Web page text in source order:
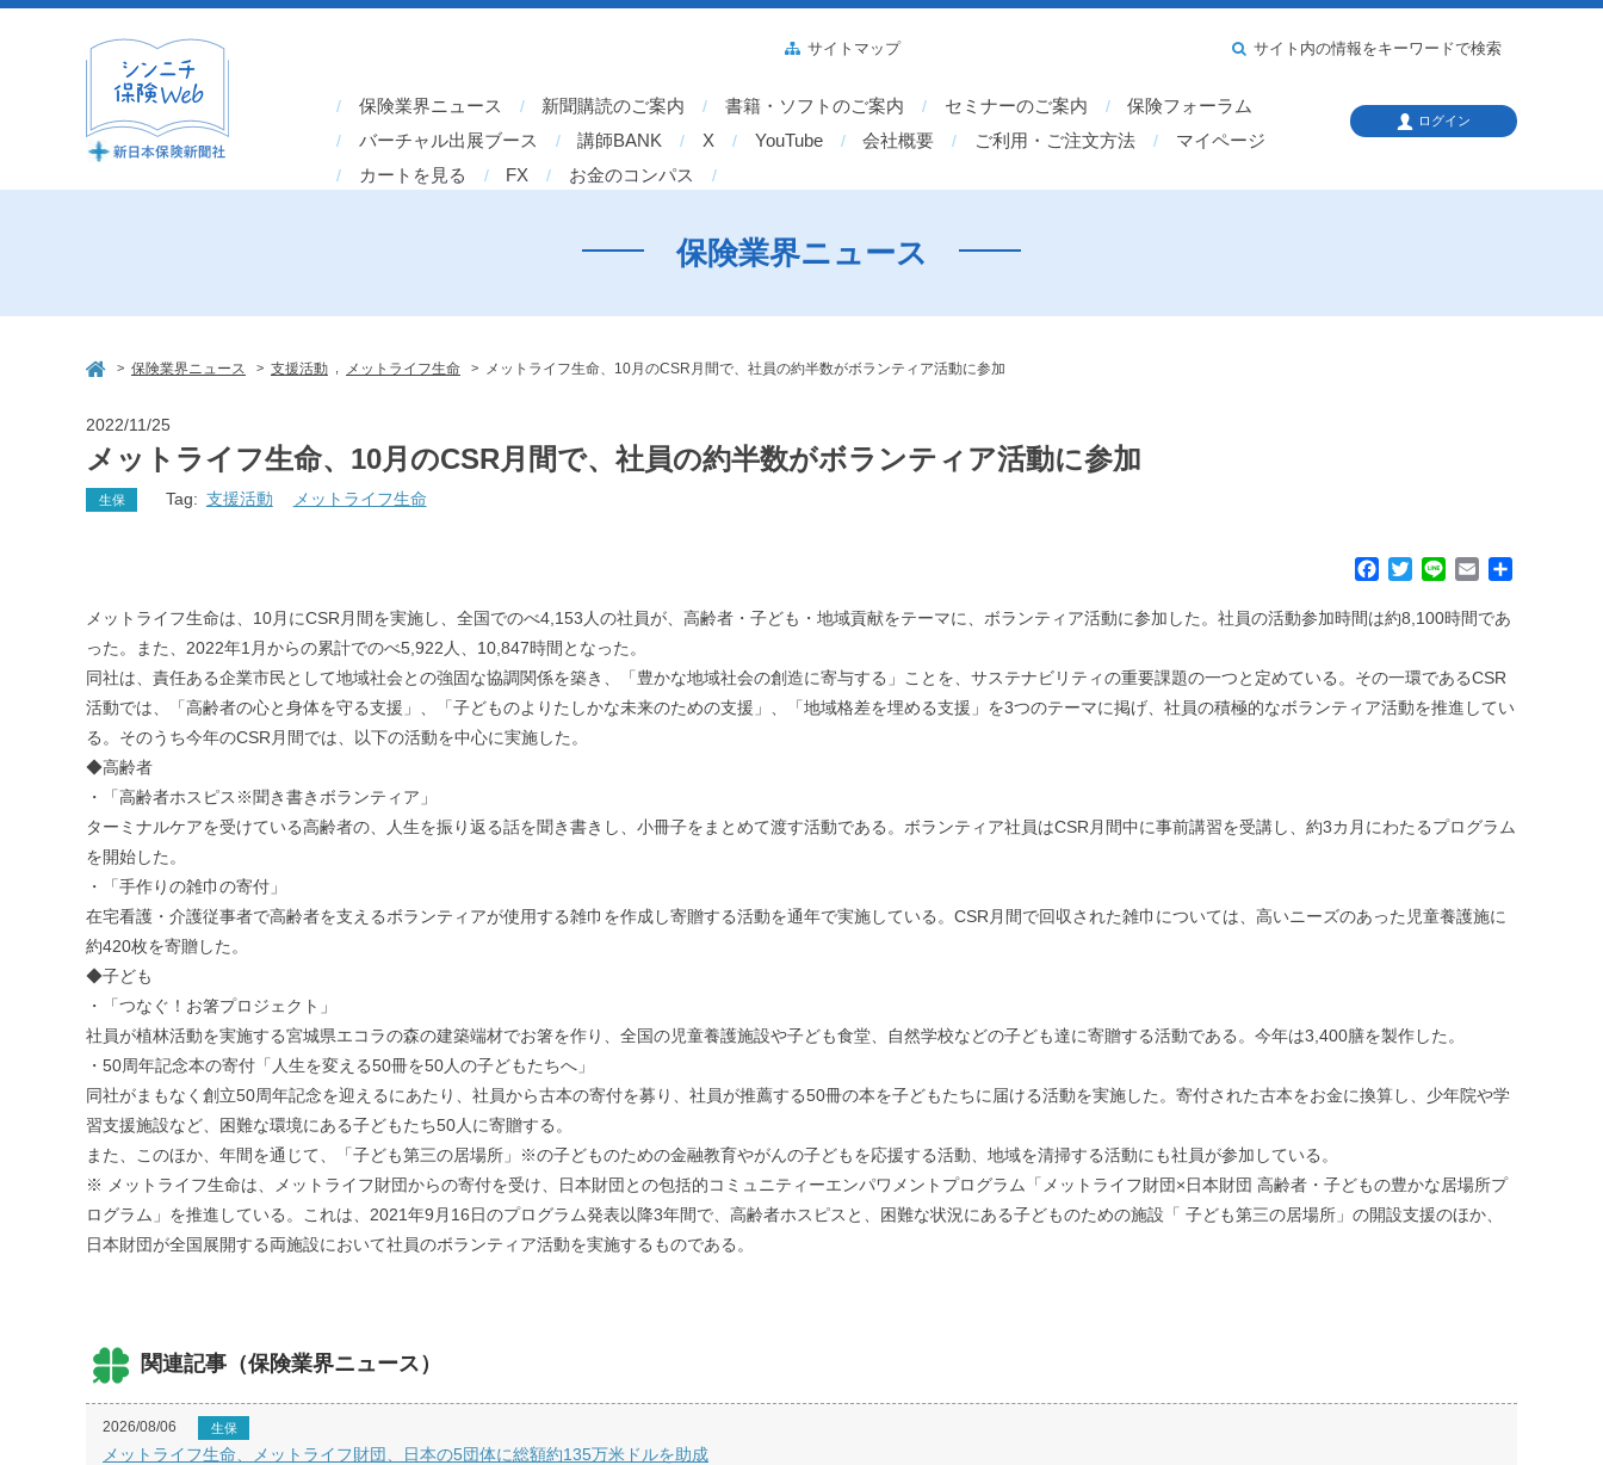
保険業界ニュース 新聞購読のご案内 書籍・ソフトのご案内 セミナーのご案内
保険フォーラム
バーチャル出展ブース
講師BANK X YouTube 会社概要 ご利用・ご注文方法
マイページ
カートを見る
FX お金のコンパス
サイトマップ サイト内の情報をキーワードで検索
ログイン
保険業界ニュース
> 保険業界ニュース > 支援活動 メットライフ生命 > メットライフ生命、10月のCSR月間で、社員の約半数がボランティア活動に参加
2022/11/25
メットライフ生命、10月のCSR月間で、社員の約半数がボランティア活動に参加
生保 Tag: 支援活動 メットライフ生命
c
o
o
e
r
n
a
メットライフ生命は、10月にCSR月間を実施し、全国でのべ4,153人の社員が、高齢者・子ども・地域貢献をテーマに、ボランティア活動に参加した。社員の活動参加時間は約8,100時間であ
った。また、2022年1月からの累計でのべ5,922人、10,847時間となった。
同社は、責任ある企業市民として地域社会との強固な協調関係を築き、「豊かな地域社会の創造に寄与する」ことを、サステナビリティの重要課題の一つと定めている。その一環であるCSR
活動では、「高齢者の心と身体を守る支援」、「子どものよりたしかな未来のための支援」、「地域格差を埋める支援」を3つのテーマに掲げ、社員の積極的なボランティア活動を推進してい
る。そのうち今年のCSR月間では、以下の活動を中心に実施した。
◆高齢者
・「高齢者ホスピス※聞き書きボランティア」
ターミナルケアを受けている高齢者の、人生を振り返る話を聞き書きし、小冊子をまとめて渡す活動である。ボランティア社員はCSR月間中に事前講習を受講し、約3カ月にわたるプログラム
を開始した。
・「手作りの雑巾の寄付」
在宅看護・介護従事者で高齢者を支えるボランティアが使用する雑巾を作成し寄贈する活動を通年で実施している。CSR月間で回収された雑巾については、高いニーズのあった児童養護施に
約420枚を寄贈した。
◆子ども
・「つなぐ！お箸プロジェクト」
社員が植林活動を実施する宮城県エコラの森の建築端材でお箸を作り、全国の児童養護施設や子ども食堂、自然学校などの子ども達に寄贈する活動である。今年は3,400膳を製作した。
・50周年記念本の寄付「人生を変える50冊を50人の子どもたちへ」
同社がまもなく創立50周年記念を迎えるにあたり、社員から古本の寄付を募り、社員が推薦する50冊の本を子どもたちに届ける活動を実施した。寄付された古本をお金に換算し、少年院や学
習支援施設など、困難な環境にある子どもたち50人に寄贈する。
また、このほか、年間を通じて、「子ども第三の居場所」※の子どものための金融教育やがんの子どもを応援する活動、地域を清掃する活動にも社員が参加している。
※ メットライフ生命は、メットライフ財団からの寄付を受け、日本財団との包括的コミュニティーエンパワメントプログラム「メットライフ財団×日本財団 高齢者・子どもの豊かな居場所プ
ログラム」を推進している。これは、2021年9月16日のプログラム発表以降3年間で、高齢者ホスピスと、困難な状況にある子どものための施設「 子ども第三の居場所」の開設支援のほか、
日本財団が全国展開する両施設において社員のボランティア活動を実施するものである。
関連記事（保険業界ニュース）
2026/08/06 生保
メットライフ生命、メットライフ財団、日本の5団体に総額約135万米ドルを助成